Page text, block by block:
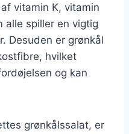
vitamin K, vitamin
alle spiller en vigtig
Desuden er grønkål
hvilket
og kan
grønkålssalat, er